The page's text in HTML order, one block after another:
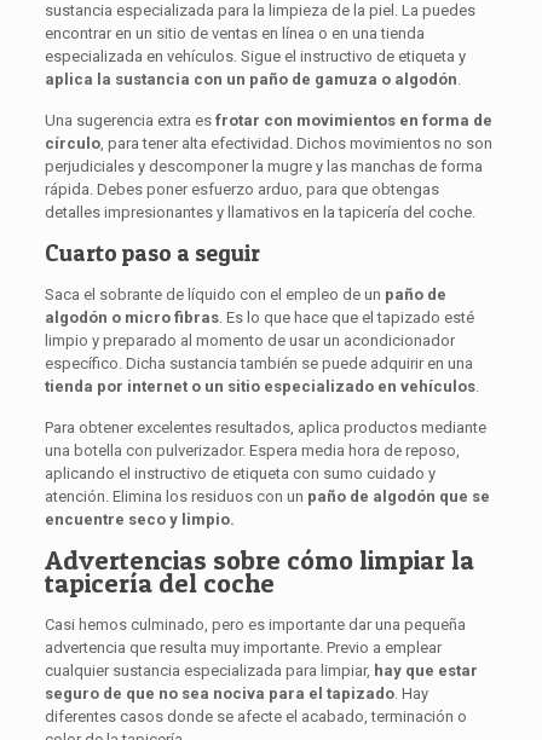
sustancia especializada para la limpieza de la piel. La puedes
encontrar en un sitio de ventas en línea o en una tienda
especializada en vehículos. Sigue el instructivo de etiqueta y
aplica la sustancia con un paño de gamuza o algodón.
Una sugerencia extra es frotar con movimientos en forma de
círculo, para tener alta efectividad. Dichos movimientos no son
perjudiciales y descomponer la mugre y las manchas de forma
rápida. Debes poner esfuerzo arduo, para que obtengas
detalles impresionantes y llamativos en la tapicería del coche.
Cuarto paso a seguir
Saca el sobrante de líquido con el empleo de un paño de
algodón o micro fibras. Es lo que hace que el tapizado esté
limpio y preparado al momento de usar un acondicionador
específico. Dicha sustancia también se puede adquirir en una
tienda por internet o un sitio especializado en vehículos.
Para obtener excelentes resultados, aplica productos mediante
una botella con pulverizador. Espera media hora de reposo,
aplicando el instructivo de etiqueta con sumo cuidado y
atención. Elimina los residuos con un paño de algodón que se
encuentre seco y limpio.
Advertencias sobre cómo limpiar la
tapicería del coche
Casi hemos culminado, pero es importante dar una pequeña
advertencia que resulta muy importante. Previo a emplear
cualquier sustancia especializada para limpiar, hay que estar
seguro de que no sea nociva para el tapizado. Hay
diferentes casos donde se afecte el acabado, terminación o